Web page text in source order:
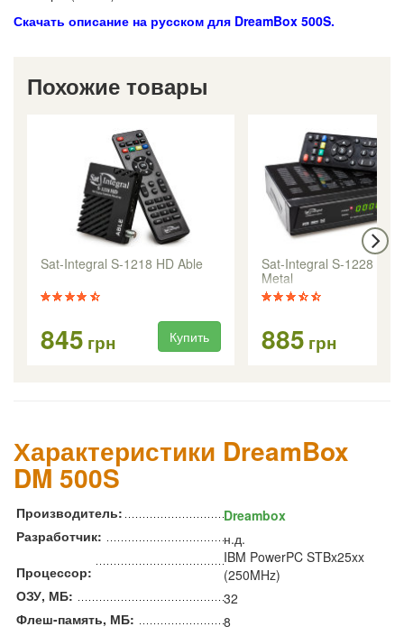
Скачать описание на русском для DreamBox 500S.
Похожие товары
Sat-Integral S-1218 HD Able
845 грн Купить
Sat-Integral S-1228 HD
Metal
885 грн
Характеристики DreamBox
DM 500S
Производитель:
Dreambox
Разработчик:
н.д.
Процессор:
IBM PowerPC STBx25xx
(250MHz)
ОЗУ, МБ:
32
Флеш-память, МБ:
8